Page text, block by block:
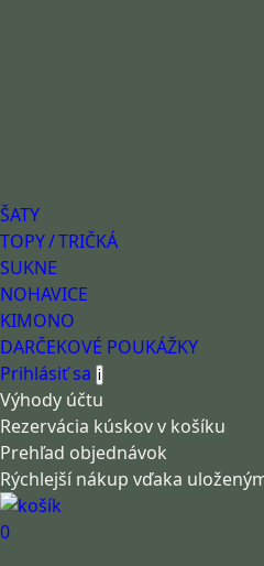
ŠATY
TOPY / TRIČKÁ
SUKNE
NOHAVICE
KIMONO
DARČEKOVÉ POUKÁŽKY
Prihlásiť sa i
Výhody účtu
Rezervácia kúskov v košíku
Prehľad objednávok
Rýchlejší nákup vďaka
0